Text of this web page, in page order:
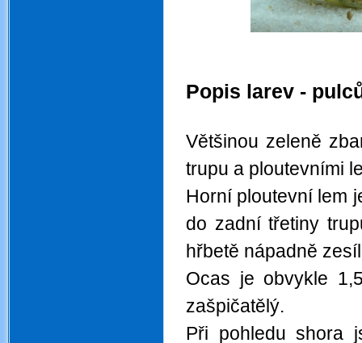
Popis larev -
Většinou zeleně
trupu a ploutevními
Horní ploutevní lem
do zadní třetiny
hřbetě nápadně
Ocas je obvykle
zašpičatělý.
Při pohledu shora